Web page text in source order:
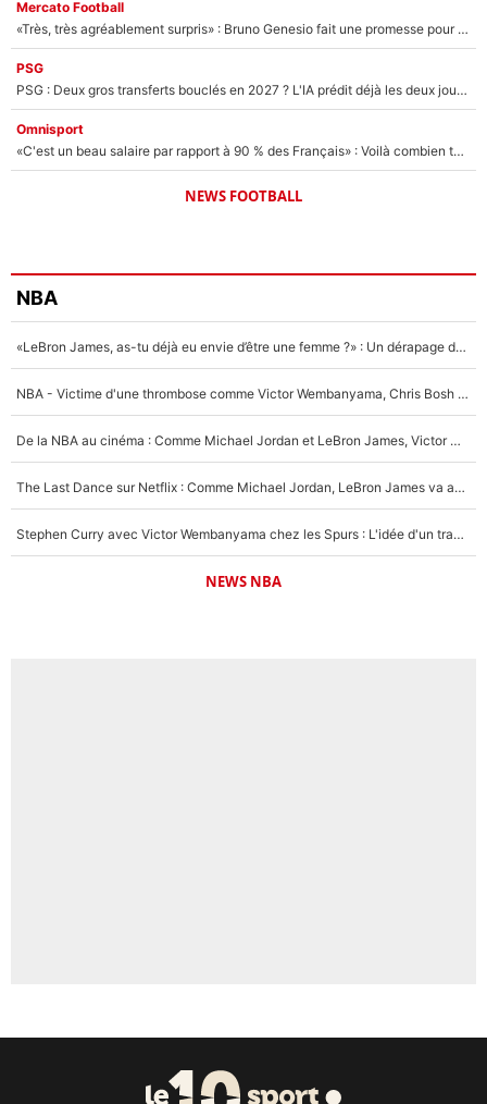
Mercato Football
«Très, très agréablement surpris» : Bruno Genesio fait une promesse pour la suite du mercato de l’OM et rassure les supporters
PSG
PSG : Deux gros transferts bouclés en 2027 ? L'IA prédit déjà les deux joueurs qui pourraient rejoindre Luis Enrique !
Omnisport
«C'est un beau salaire par rapport à 90 % des Français» : Voilà combien touchait Nelson Monfort sur France Télévisions avant de rejoindre CNews
NEWS FOOTBALL
NBA
«LeBron James, as-tu déjà eu envie d’être une femme ?» : Un dérapage de Donald Trump sur la superstar de la NBA refait surface
NBA - Victime d'une thrombose comme Victor Wembanyama, Chris Bosh prévient le Français des risques sur sa santé : «J’ai failli mourir sur le coup et j’ai été ramené à la vie»
De la NBA au cinéma : Comme Michael Jordan et LeBron James, Victor Wembanyama rêve d'une carrière d'acteur !
The Last Dance sur Netflix : Comme Michael Jordan, LeBron James va avoir le droit à sa série !
Stephen Curry avec Victor Wembanyama chez les Spurs : L'idée d'un trade historique est lancée en NBA !
NEWS NBA